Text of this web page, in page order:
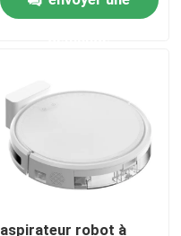
aspirateur robot à